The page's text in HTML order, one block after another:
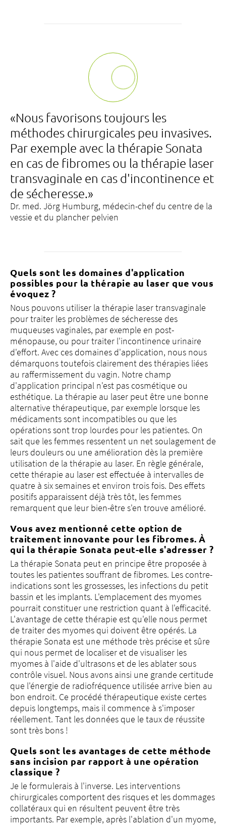
«Nous favorisons toujours les
méthodes chirurgicales peu invasives.
Par exemple avec la thérapie Sonata
en cas de fibromes ou la thérapie laser
transvaginale en cas d'incontinence et
de sécheresse.»
Dr. med. Jörg Humburg, médecin-chef du centre de la
vessie et du plancher pelvien
Quels sont les domaines d'application
possibles pour la thérapie au laser que vous
évoquez ?
Nous pouvons utiliser la thérapie laser transvaginale
pour traiter les problèmes de sécheresse des
muqueuses vaginales, par exemple en post-
ménopause, ou pour traiter l'incontinence urinaire
d'effort. Avec ces domaines d'application, nous nous
démarquons toutefois clairement des thérapies liées
au raffermissement du vagin. Notre champ
d'application principal n'est pas cosmétique ou
esthétique. La thérapie au laser peut être une bonne
alternative thérapeutique, par exemple lorsque les
médicaments sont incompatibles ou que les
opérations sont trop lourdes pour les patientes. On
sait que les femmes ressentent un net soulagement de
leurs douleurs ou une amélioration dès la première
utilisation de la thérapie au laser. En règle générale,
cette thérapie au laser est effectuée à intervalles de
quatre à six semaines et environ trois fois. Des effets
positifs apparaissent déjà très tôt, les femmes
remarquent que leur bien-être s'en trouve amélioré.
Vous avez mentionné cette option de
traitement innovante pour les fibromes. À
qui la thérapie Sonata peut-elle s'adresser ?
La thérapie Sonata peut en principe être proposée à
toutes les patientes souffrant de fibromes. Les contre-
indications sont les grossesses, les infections du petit
bassin et les implants. L'emplacement des myomes
pourrait constituer une restriction quant à l'efficacité.
L'avantage de cette thérapie est qu'elle nous permet
de traiter des myomes qui doivent être opérés. La
thérapie Sonata est une méthode très précise et sûre
qui nous permet de localiser et de visualiser les
myomes à l'aide d'ultrasons et de les ablater sous
contrôle visuel. Nous avons ainsi une grande certitude
que l'énergie de radiofréquence utilisée arrive bien au
bon endroit. Ce procédé thérapeutique existe certes
depuis longtemps, mais il commence à s'imposer
réellement. Tant les données que le taux de réussite
sont très bons !
Quels sont les avantages de cette méthode
sans incision par rapport à une opération
classique ?
Je le formulerais à l'inverse. Les interventions
chirurgicales comportent des risques et les dommages
collatéraux qui en résultent peuvent être très
importants. Par exemple, après l'ablation d'un myome,